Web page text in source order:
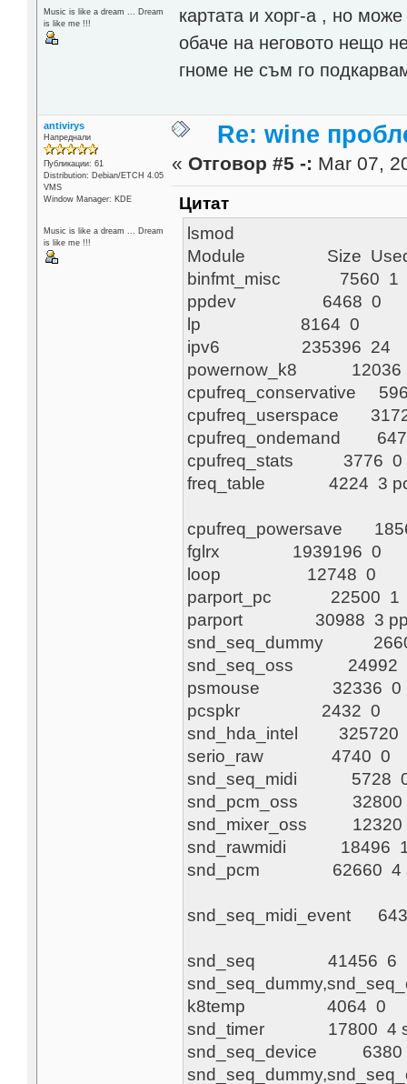
Music is like a dream ... Dream
is like me !!!
картата и хорг-а , но
обаче на неговото нещо
гноме не съм го
antivirys
Напреднали
Публикации: 61
Distribution: Debian/ETCH 4.05
VMS
Window Manager: KDE
Music is like a dream ... Dream
is like me !!!
Re: wine
« Отговор #5 -: Mar 07,
Цитат
Module
lp
ipv6
freq_table 4224 3
fglrx
loop
parport
snd_pcm
snd_seq 41456 6
snd_timer
snd_seq_device 6380